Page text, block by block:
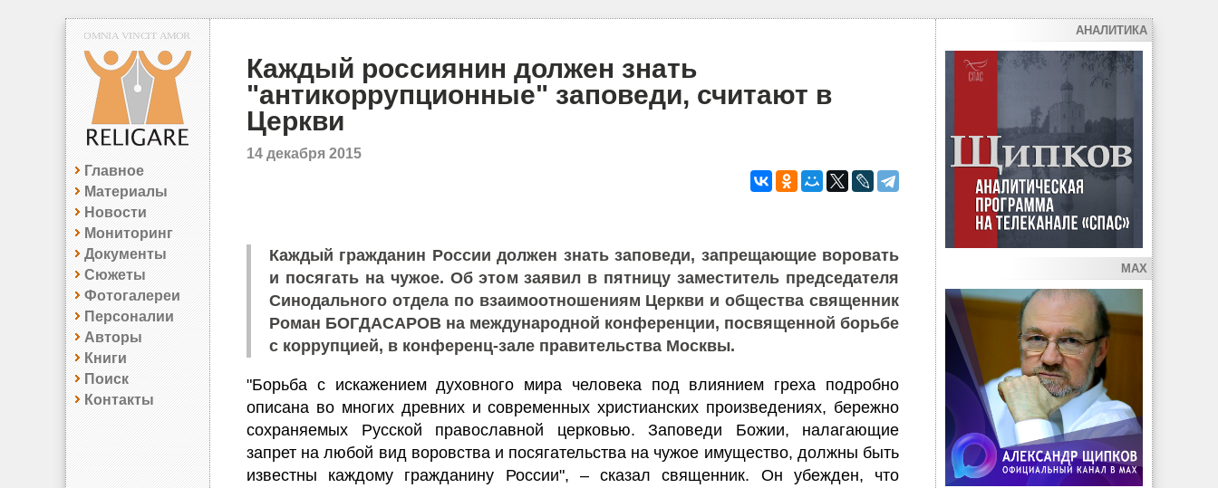
Главное
Материалы
Новости
Мониторинг
Документы
Сюжеты
Фотогалереи
Персоналии
Авторы
Книги
Поиск
Контакты
Каждый россиянин должен знать
"антикоррупционные" заповеди, считают в
Церкви
14 декабря 2015
Каждый гражданин России должен знать заповеди, запрещающие воровать
и посягать на чужое. Об этом заявил в пятницу заместитель председателя
Синодального отдела по взаимоотношениям Церкви и общества священник
Роман БОГДАСАРОВ на международной конференции, посвященной борьбе
с коррупцией, в конференц-зале правительства Москвы.
"Борьба с искажением духовного мира человека под влиянием греха подробно
описана во многих древних и современных христианских произведениях, бережно
сохраняемых Русской православной церковью. Заповеди Божии, налагающие
запрет на любой вид воровства и посягательства на чужое имущество, должны быть
известны каждому гражданину России", – сказал священник. Он убежден, что
АНАЛИТИКА
MAX